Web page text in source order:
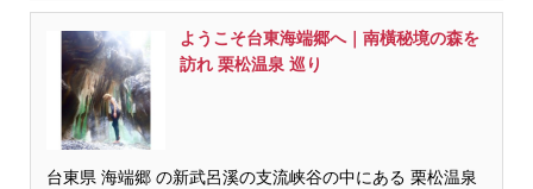
ようこそ台東海端郷へ｜南橫秘境の森を
訪れ 栗松温泉 巡り
台東県 海端郷 の新武呂溪の支流峡谷の中にある 栗松温泉